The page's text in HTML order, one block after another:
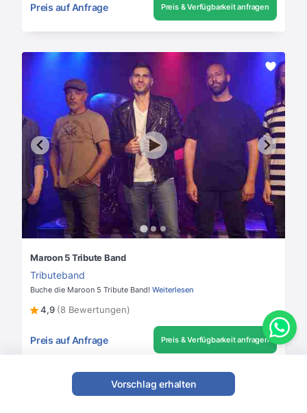
Preis auf Anfrage Preis & Verfügbarkeit anfragen
Maroon 5 Tribute Band
Tributeband
Buche die Maroon 5 Tribute Band! Weiterlesen
4,9 (8 Bewertungen)
Preis auf Anfrage Preis & Verfügbarkeit anfragen
Vorschlag erhalten